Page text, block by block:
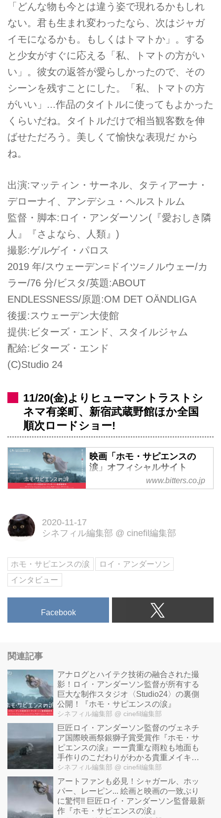
「どんな物も今とは違う姿で現れるかもしれ
ない。君も生まれ変わったなら、次はジャガ
イモになるかも。もしくはトマトか」。する
と少女がすぐに応える「私、トマトの方がい
い」。彼女の返答が愛らしかったので、その
シーンを残すことにした。「私、トマトの方
がいい」...作品のタイトルに使ってもよかった
くらいだね。タイトルだけで相当観客数を伸
ばせただろう。美しくて愉快な表現だ から
ね。
出演:マッティン・サーネル、タティアーナ・
デローナイ、アンデシュ・ヘルストルム
監督・脚本:ロイ・アンダーソン(『愛おしき隣
人』『さよなら、人類』)
撮影:ゲルゲイ・パロス
2019 年/スウェーデン=ドイツ=ノルウェー/カ
ラー/76 分/ビスタ/英題:ABOUT
ENDLESSNESS/原題:OM DET OÄNDLIGA
後援:スウェーデン大使館
提供:ビターズ・エンド、スタイルジャム
配給:ビターズ・エンド
(C)Studio 24
11/20(金)よりヒューマントラストシ
ネマ有楽町、新宿武蔵野館ほか全国
順次ロードショー!
映画「ホモ・サピエンスの
涙」オフィシャルサイト
第76回ヴェネチア国際映画祭銀獅
www.bitters.co.jp
2020-11-17
シネフィル編集部 @ cinefil編集部
ホモ・サピエンスの涙
ロイ・アンダーソン
インタビュー
Facebook
関連記事
アナログとハイテク技術の融合された撮
影！ロイ・アンダーソン監督が所有する
巨大な制作スタジオ〈Studio24〉の裏側
公開！『ホモ・サピエンスの涙』
シネフィル編集部 @ cinefil編集部
巨匠ロイ・アンダーソン監督のヴェネチ
ア国際映画祭銀獅子賞受賞作『ホモ・サ
ピエンスの涙』ーー貴重な雨粒も地面も
手作りのこだわりがわかる貴重メイキン
グ映像到着!
シネフィル編集部 @ cinefil編集部
アートファンも必見！シャガール、ホッ
パー、レーピン... 絵画と映画の一致ぶり
に驚愕!! 巨匠ロイ・アンダーソン監督最新
作『ホモ・サピエンスの涙』